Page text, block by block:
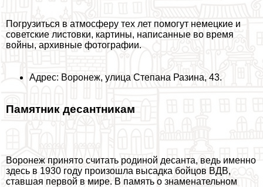
Погрузиться в атмосферу тех лет помогут немецкие и
советские листовки, картины, написанные во время
войны, архивные фотографии.
Адрес: Воронеж, улица Степана Разина, 43.
Памятник десантникам
Воронеж принято считать родиной десанта, ведь именно
здесь в 1930 году произошла высадка бойцов ВДВ,
ставшая первой в мире. В память о знаменательном